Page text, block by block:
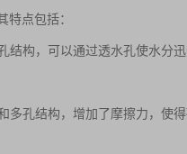
特点包括：
结构，可以通过透水孔使水分
多孔结构，增加了摩擦力，使